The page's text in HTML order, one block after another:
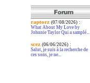
raptorz (07/08/2026):
What About My Love by
Johnnie Taylor Qui a samplé...
scez (06/06/2026):
Salut, je suis à la recherche de
ces sons, je ne...